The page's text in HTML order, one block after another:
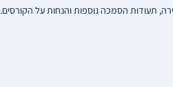
תעודות הסמכה נוספות והנחות על הקורסים.